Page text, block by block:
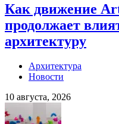
Как движение
продолжает
архитектуру
Архитектура
Новости
10 августа, 2026